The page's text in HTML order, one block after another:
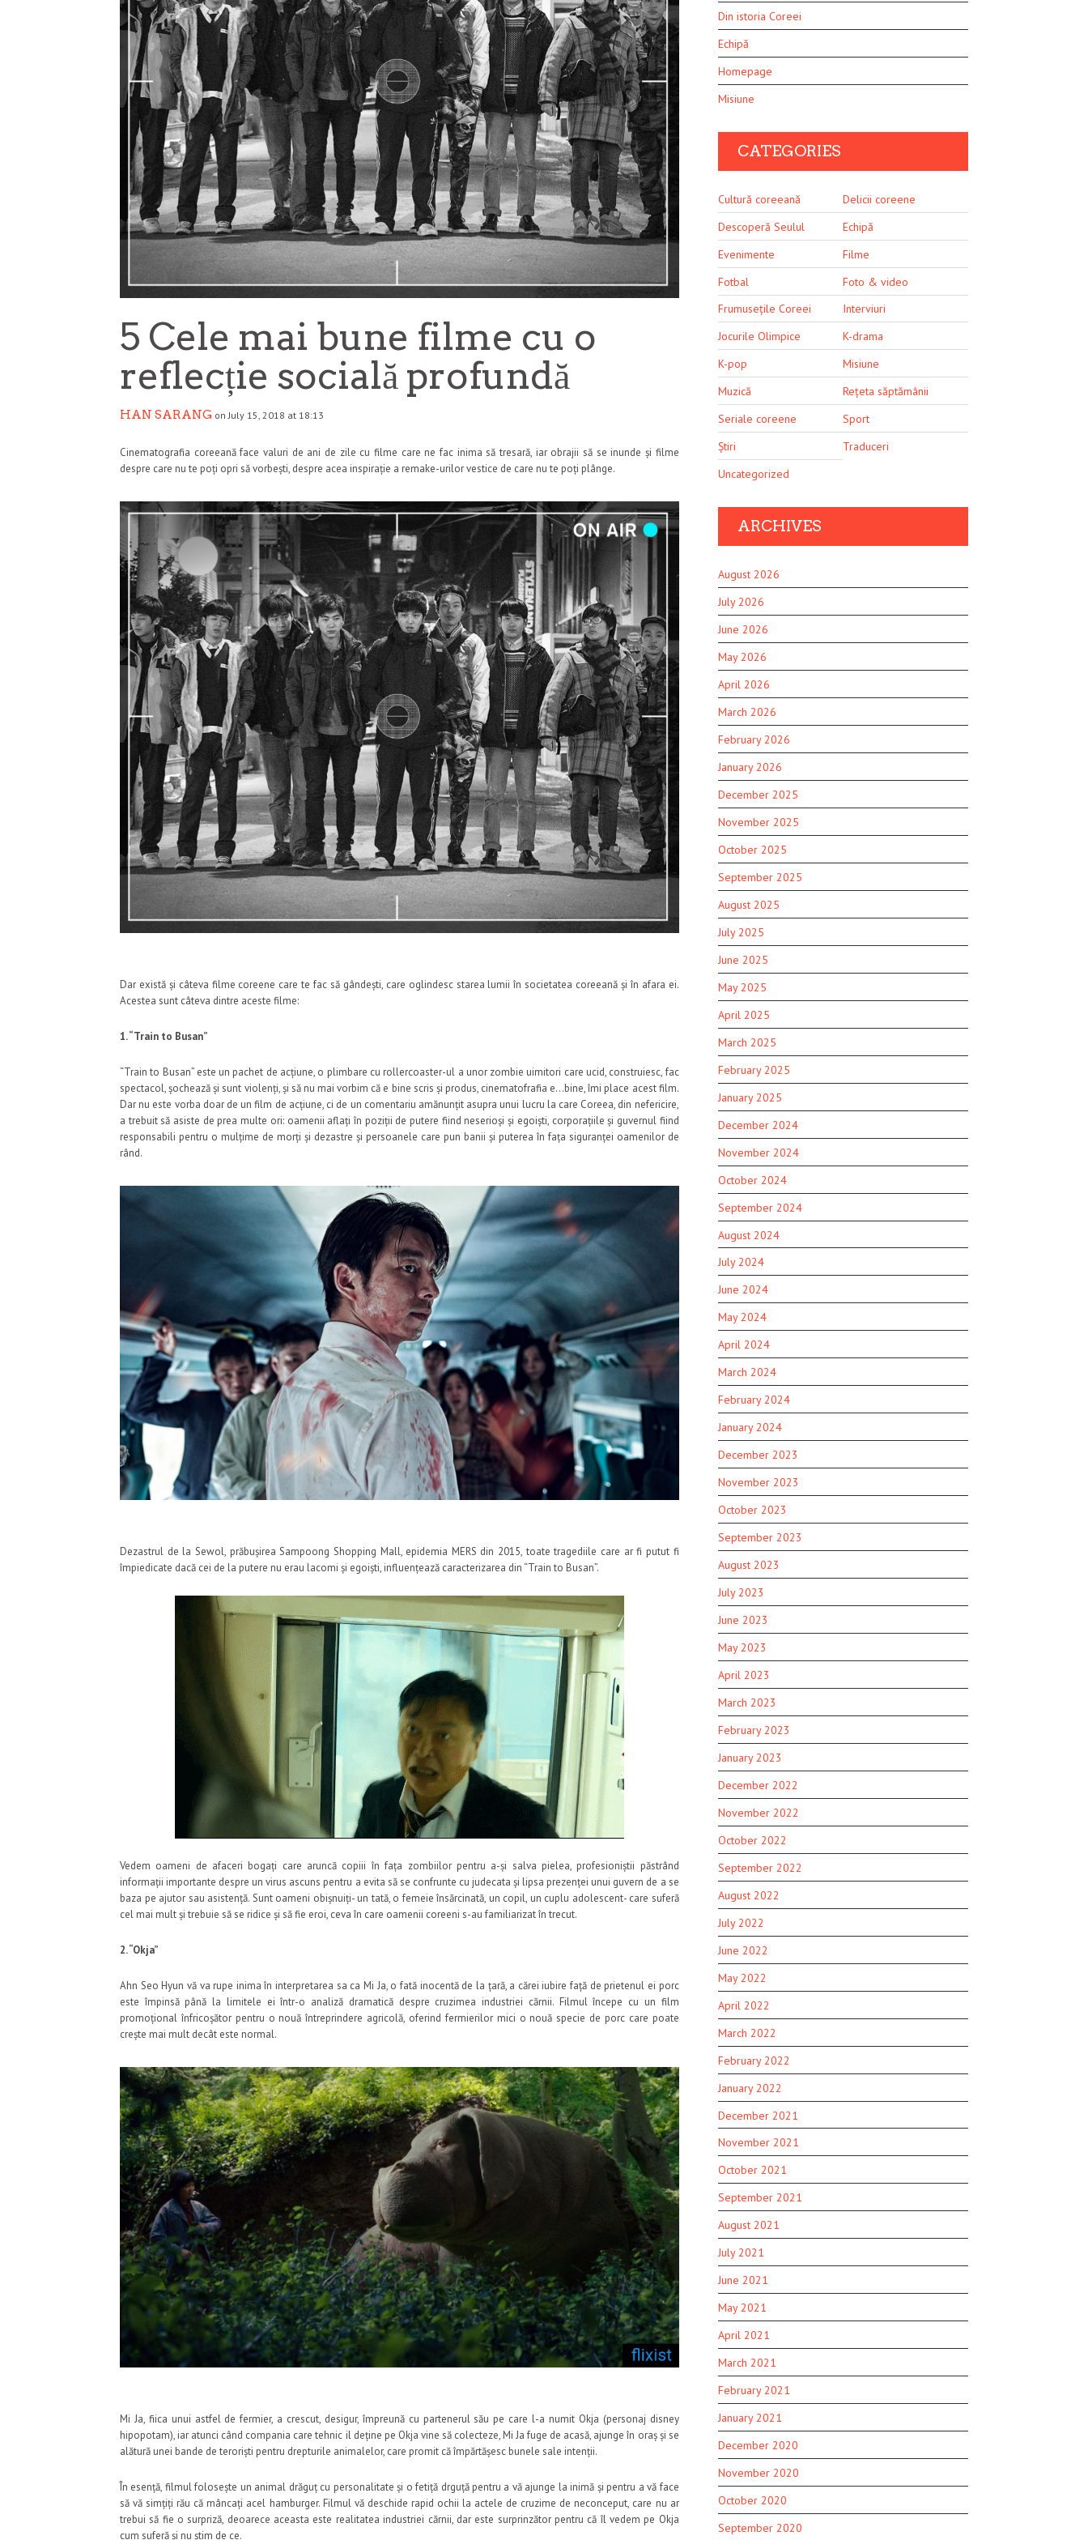
5 Cele mai bune filme cu o
reflecție socială profundă
HAN SARANG on July 15, 2018 at 18:13
Cinematografia coreeană face valuri de ani de zile cu filme care ne fac inima să tresară, iar obrajii să se inunde și filme
despre care nu te poți opri să vorbești, despre acea inspirație a remake-urilor vestice de care nu te poți plânge.
Dar există și câteva filme coreene care te fac să gândești, care oglindesc starea lumii în societatea coreeană și în afara ei.
Acestea sunt câteva dintre aceste filme:
1. “Train to Busan”
“Train to Busan” este un pachet de acțiune, o plimbare cu rollercoaster-ul a unor zombie uimitori care ucid, construiesc, fac
spectacol, șochează și sunt violenți, și să nu mai vorbim că e bine scris și produs, cinematofrafia e…bine, îmi place acest film.
Dar nu este vorba doar de un film de acțiune, ci de un comentariu amănunțit asupra unui lucru la care Coreea, din nefericire,
a trebuit să asiste de prea multe ori: oamenii aflați în poziții de putere fiind neserioși și egoiști, corporațiile și guvernul fiind
responsabili pentru o mulțime de morți și dezastre și persoanele care pun banii și puterea în fața siguranței oamenilor de
rând.
Dezastrul de la Sewol, prăbușirea Sampoong Shopping Mall, epidemia MERS din 2015, toate tragediile care ar fi putut fi
împiedicate dacă cei de la putere nu erau lacomi și egoiști, influențează caracterizarea din “Train to Busan”.
Vedem oameni de afaceri bogați care aruncă copiii în fața zombiilor pentru a-și salva pielea, profesioniștii păstrând
informații importante despre un virus ascuns pentru a evita să se confrunte cu judecata și lipsa prezenței unui guvern de a se
baza pe ajutor sau asistență. Sunt oameni obișnuiți- un tată, o femeie însărcinată, un copil, un cuplu adolescent- care suferă
cel mai mult și trebuie să se ridice și să fie eroi, ceva în care oamenii coreeni s-au familiarizat în trecut.
2. “Okja”
Ahn Seo Hyun vă va rupe inima în interpretarea sa ca Mi Ja, o fată inocentă de la țară, a cărei iubire față de prietenul ei porc
este împinsă până la limitele ei într-o analiză dramatică despre cruzimea industriei cărnii. Filmul începe cu un film
promoțional înfricoșător pentru o nouă întreprindere agricolă, oferind fermierilor mici o nouă specie de porc care poate
crește mai mult decât este normal.
Mi Ja, fiica unui astfel de fermier, a crescut, desigur, împreună cu partenerul său pe care l-a numit Okja (personaj disney
hipopotam), iar atunci când compania care tehnic il deține pe Okja vine să colecteze, Mi Ja fuge de acasă, ajunge în oraș și se
alătură unei bande de teroriști pentru drepturile animalelor, care promit că împărtășesc bunele sale intenții.
În esență, filmul folosește un animal drăguț cu personalitate și o fetiță drguță pentru a vă ajunge la inimă și pentru a vă face
să vă simțiți rău că mâncați acel hamburger. Filmul vă deschide rapid ochii la actele de cruzime de neconceput, care nu ar
trebui să fie o surpriză, deoarece aceasta este realitatea industriei cărnii, dar este surprinzător pentru că îl vedem pe Okja
cum suferă și nu știm de ce.
Din istoria Coreei
Echipă
Homepage
Misiune
CATEGORIES
Cultură coreeană
Delicii coreene
Descoperă Seulul
Echipă
Evenimente
Filme
Fotbal
Foto & video
Frumusețile Coreei
Interviuri
Jocurile Olimpice
K-drama
K-pop
Misiune
Muzică
Rețeta săptămânii
Seriale coreene
Sport
Știri
Traduceri
Uncategorized
ARCHIVES
August 2026
July 2026
June 2026
May 2026
April 2026
March 2026
February 2026
January 2026
December 2025
November 2025
October 2025
September 2025
August 2025
July 2025
June 2025
May 2025
April 2025
March 2025
February 2025
January 2025
December 2024
November 2024
October 2024
September 2024
August 2024
July 2024
June 2024
May 2024
April 2024
March 2024
February 2024
January 2024
December 2023
November 2023
October 2023
September 2023
August 2023
July 2023
June 2023
May 2023
April 2023
March 2023
February 2023
January 2023
December 2022
November 2022
October 2022
September 2022
August 2022
July 2022
June 2022
May 2022
April 2022
March 2022
February 2022
January 2022
December 2021
November 2021
October 2021
September 2021
August 2021
July 2021
June 2021
May 2021
April 2021
March 2021
February 2021
January 2021
December 2020
November 2020
October 2020
September 2020